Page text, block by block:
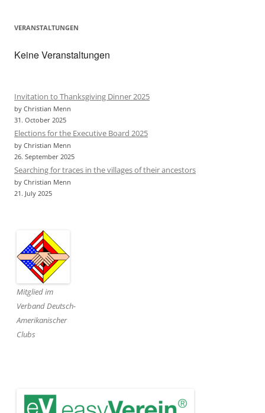
VERANSTALTUNGEN
Keine Veranstaltungen
Invitation to Thanksgiving Dinner 2025
by Christian Menn
31. October 2025
Elections for the Executive Board 2025
by Christian Menn
26. September 2025
Searching for traces in the villages of their ancestors
by Christian Menn
21. July 2025
Mitglied im
Verband Deutsch-
Amerikanischer
Clubs